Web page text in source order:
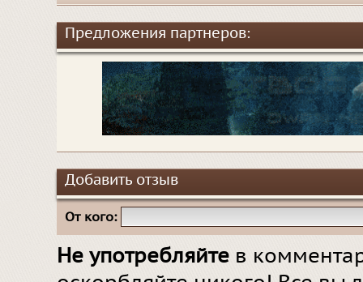
Предложения партнеров:
Добавить отзыв
От кого:
Не употребляйте в